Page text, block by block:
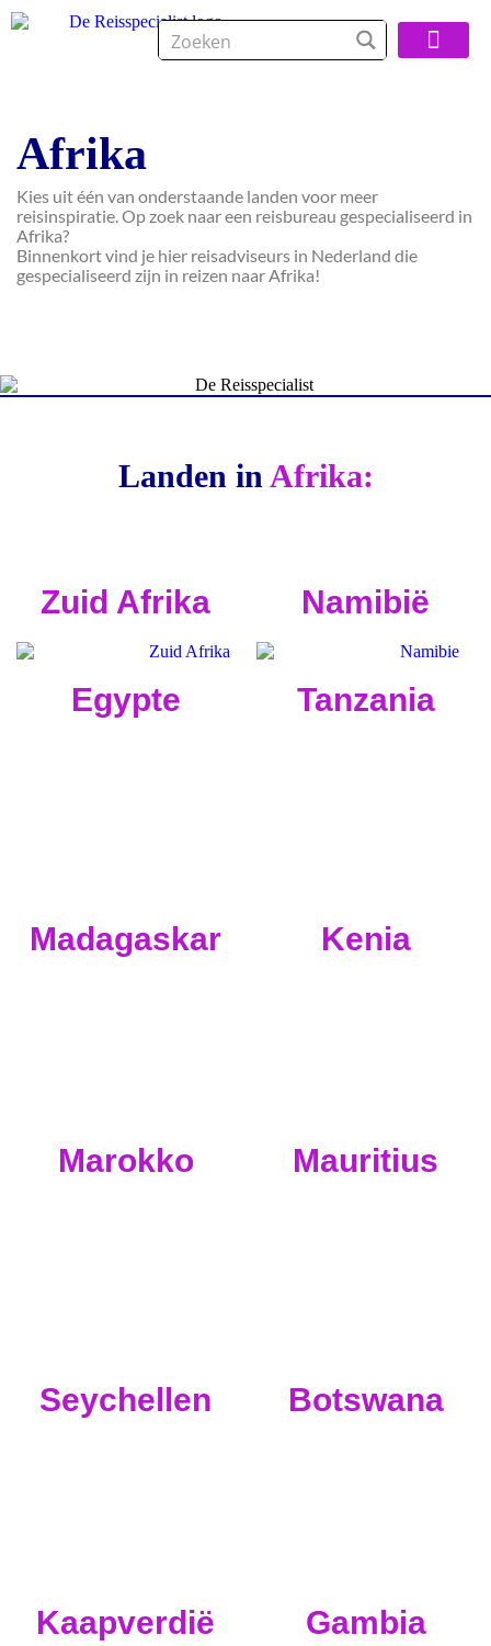
Afrika
Kies uit één van onderstaande landen voor meer
reisinspiratie. Op zoek naar een reisbureau gespecialiseerd in
Afrika?
Binnenkort vind je hier reisadviseurs in Nederland die
gespecialiseerd zijn in reizen naar Afrika!
Landen in Afrika:
Zuid Afrika Namibië
Egypte Tanzania
Madagaskar Kenia
Marokko Mauritius
Seychellen Botswana
Kaapverdië Gambia